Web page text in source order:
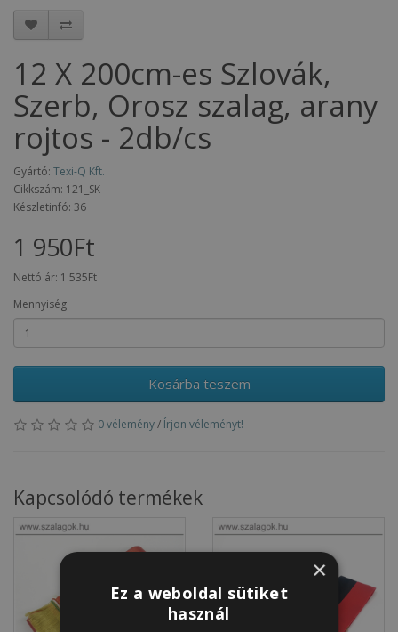
12 X 200cm-es Szlovák,
Szerb, Orosz szalag, arany
rojtos - 2db/cs
Gyártó: Texi-Q Kft.
Cikkszám: 121_SK
Készletinfó: 36
1 950Ft
Nettó ár: 1 535Ft
Mennyiség
Kosárba teszem
0 vélemény/ Írjon véleményt!
Kapcsolódó termékek
×
Ez a weboldal sütiket
használ